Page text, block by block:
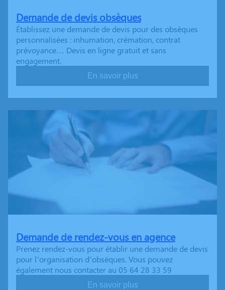
Demande de devis obsèques
Établissez une demande de devis pour des obsèques
personnalisées : inhumation, crémation, contrat
prévoyance… Devis en ligne gratuit et sans
engagement.
En savoir plus
Demande de rendez-vous en agence
Prenez rendez-vous pour établir une demande de devis
pour l’organisation d’obsèques. Vous pouvez
également nous contacter au 05 64 28 33 59
En savoir plus